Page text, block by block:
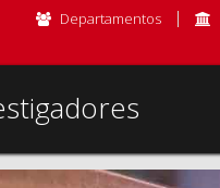
Departamentos